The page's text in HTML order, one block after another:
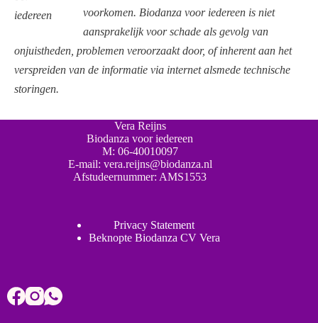
voorkomen. Biodanza voor iedereen is niet
aansprakelijk voor schade als gevolg van
onjuistheden, problemen veroorzaakt door, of inherent aan het
verspreiden van de informatie via internet alsmede technische
storingen.
Vera Reijns
Biodanza voor iedereen
M: 06-40010097
E-mail: vera.reijns@biodanza.nl
Afstudeernummer: AMS1553
Privacy Statement
Beknopte Biodanza CV Vera